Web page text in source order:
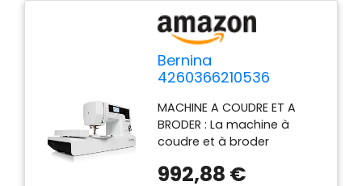
Bernina
4260366210536
Machine à coudre et à
broder, Blanc
MACHINE A COUDRE ET A
BRODER : La machine à
coudre et à broder
machine de grande qualité
992,88 €